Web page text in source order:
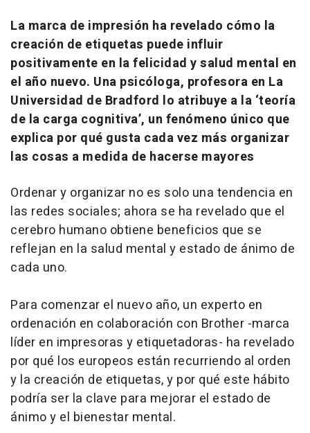
La marca de impresión ha revelado cómo la
creación de etiquetas puede influir
positivamente en la felicidad y salud mental en
el año nuevo. Una psicóloga, profesora en La
Universidad de Bradford lo atribuye a la ‘teoría
de la carga cognitiva’, un fenómeno único que
explica por qué gusta cada vez más organizar
las cosas a medida de hacerse mayores
Ordenar y organizar no es solo una tendencia en
las redes sociales; ahora se ha revelado que el
cerebro humano obtiene beneficios que se
reflejan en la salud mental y estado de ánimo de
cada uno.
Para comenzar el nuevo año, un experto en
ordenación en colaboración con Brother -marca
líder en impresoras y etiquetadoras- ha revelado
por qué los europeos están recurriendo al orden
y la creación de etiquetas, y por qué este hábito
podría ser la clave para mejorar el estado de
ánimo y el bienestar mental.